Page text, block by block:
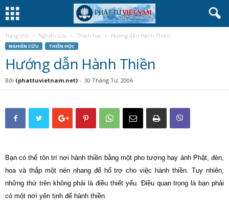
Trang chủ Nghiên cứu Thiền học Hướng dẫn Hành Thiền
NGHIÊN CỨU THIỀN HỌC
Hướng dẫn Hành Thiền
Bởi (phattuvietnam.net) - 30 Tháng Tư, 2006
Bạn có thể tôn trí nơi hành thiền bằng một pho tượng hay ảnh Phật, đèn,
hoa và thắp một nén nhang để hổ trợ cho việc hành thiền. Tuy nhiên,
những thứ trên không phải là điều thiết yếu. Ðiều quan trọng là bạn phải
có một nơi yên tịnh để hành thiền.